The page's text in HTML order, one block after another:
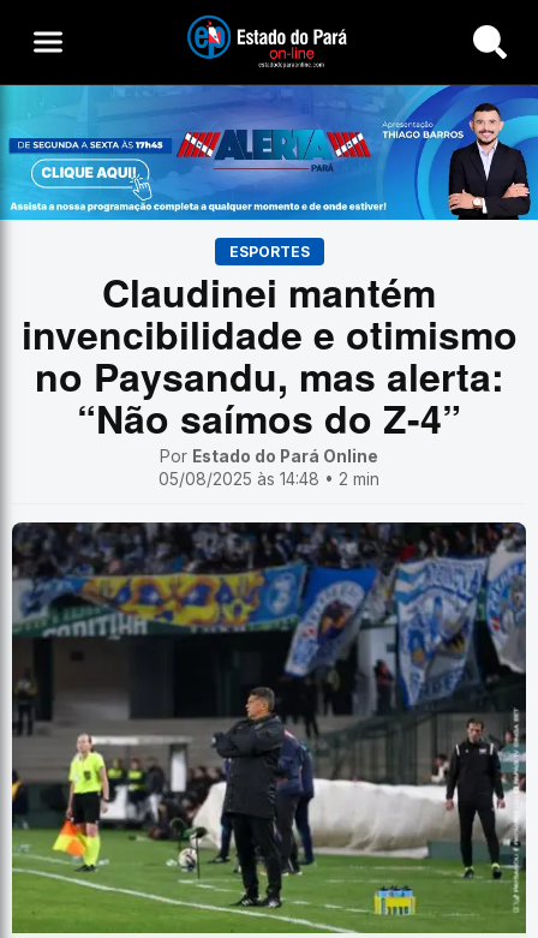
Buscar
ESPORTES
Claudinei mantém
invencibilidade e otimismo
no Paysandu, mas alerta:
“Não saímos do Z-4”
Por Estado do Pará Online
05/08/2025 às 14:48 • 2 min